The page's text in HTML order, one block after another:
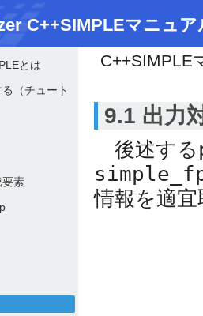
C++SIMPLEマニュア
とは
（チュート
要素
C++SIMPLE
9.1 出力
後述する
情報を適